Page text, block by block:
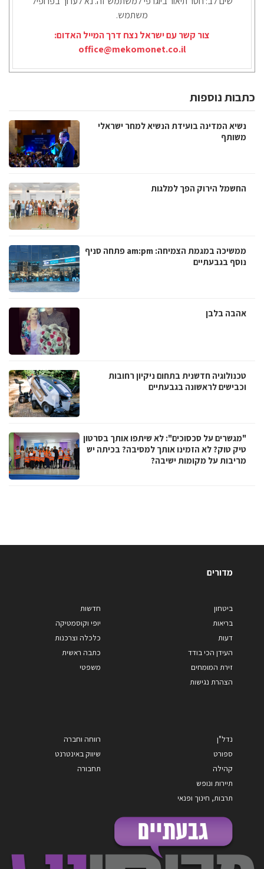
משתמש.
צור קשר עם ישראל נצח דרך המייל האדום:
office@mekomonet.co.il
כתבות נוספות
נשיא המדינה בועידת הנשיא למחר ישראלי
משותף
החשמל הירוק הפך למלגות
ממשיכה במגמת הצמיחה: am:pm פתחה סניף
נוסף בגבעתיים
אהבה בלבן
טכנולוגיה חדשנית בתחום ניקיון רחובות
וכבישים לראשונה בגבעתיים
"מגשרים על סכסוכים": לא שיתפו אותך בסרטון
טיק טוק? לא הזמינו אותך למסיבה? בכיתה יש
מריבות על מקומות ישיבה?
מדורים
ביטחון
בריאות
דעות
העידן הכי בודד
זירת המומחים
הצהרת נגישות
חדשות
יופי וקוסמטיקה
כלכלה וצרכנות
כתבה ראשית
משפטי
נדל"ן
ספורט
קהילה
תיירות ונופש
תרבות, חינוך ופנאי
רווחה וחברה
שיווק באינטרנט
תחבורה